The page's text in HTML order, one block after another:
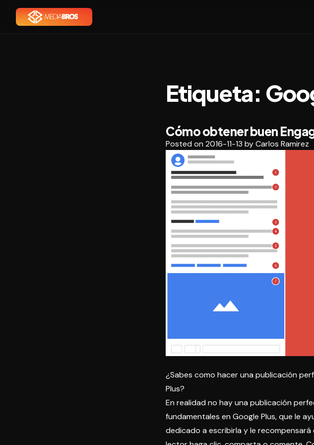
Etiqueta:
Cómo obtener buen
Posted on 2016-11-13 byCarlos Ramirez
¿Sabes como hacer una publicación
Plus?
En realidad no hay una publicación
fundamentales en Google Plus, que le
dedicado a escribirla y le recompensará